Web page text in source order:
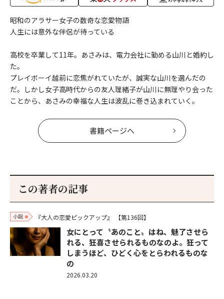
昭和のアラサー女子の数奇な恋愛物語
人生には意外な伴侶が待っている
高校を卒業して11年。あさみは、電力会社に勤める山川と婚約し
た。
プレイボーイ越前に恋焦がれていたが、誠実な山川を選んだの
だ。しかし女子高時代からの友人理緒子が山川に無理やり会った
ことから、あさみの幸福な人生は波乱に巻き込まれていく。
書籍ページへ
この著者の記事
小説 『大人の恋愛ピックアップ』 【第136回】
女にとって〝あのこと〟はね、魅了させら
れる、狂喜させられるものなのよ。狂って
しまうほど、ひどく心をとらわれるものな
の
2026.03.20